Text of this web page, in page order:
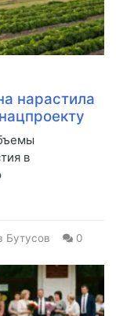
нарастила
в
Бутусов 0